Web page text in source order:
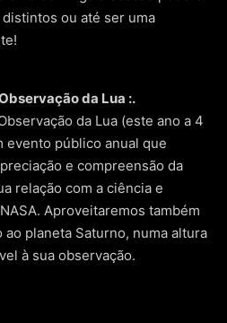
ou até ser uma
da Lua :.
da Lua (este ano a 4
evento público anual que
e compreensão da
relação com a ciência e
Aproveitaremos também
planeta Saturno, numa altura
à sua observação.